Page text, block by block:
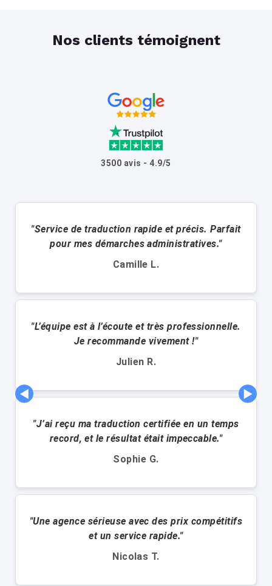
Nos clients témoignent
3500 avis - 4.9/5
"Service de traduction rapide et précis. Parfait
pour mes démarches administratives."
Camille L.
"L’équipe est à l’écoute et très professionnelle.
Je recommande vivement !"
Julien R.
"J’ai reçu ma traduction certifiée en un temps
record, et le résultat était impeccable."
Sophie G.
"Une agence sérieuse avec des prix compétitifs
et un service rapide."
Nicolas T.
◀ ▶